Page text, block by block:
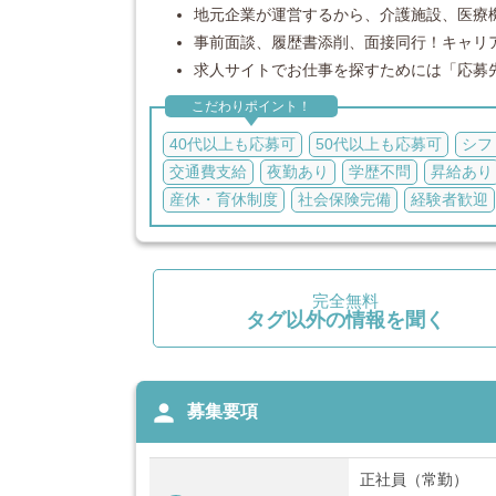
地元企業が運営するから、介護施設、医療
事前面談、履歴書添削、面接同行！キャ
求人サイトでお仕事を探すためには「応
こだわりポイント！
40代以上も応募可 50代以上も応募可
シ
交通費支給
夜勤あり 学歴不問
昇給あり
産休・育休制度
社会保険完備 経験者歓迎
完全無料
タグ以外の情報を聞く
person 募集要項
正社員（常勤）